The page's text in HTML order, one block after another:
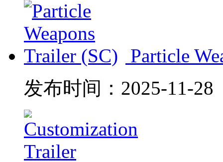
Particle
发布时间： 2025-11-28